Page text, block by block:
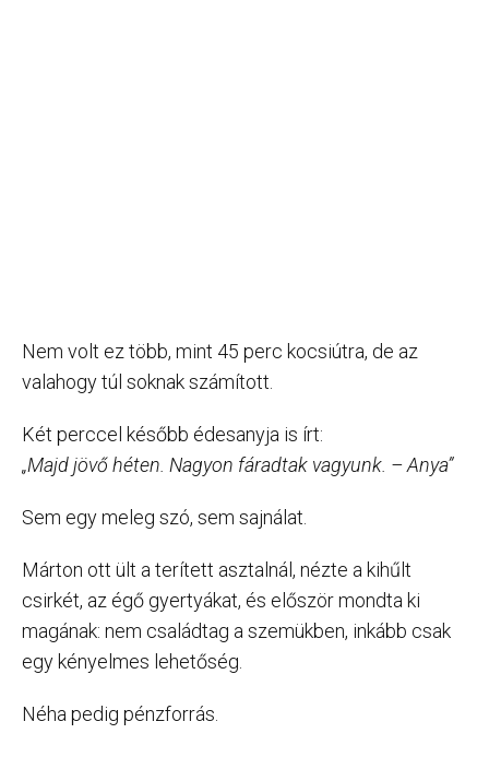
Nem volt ez több, mint 45 perc kocsiútra, de az
valahogy túl soknak számított.
Két perccel később édesanyja is írt:
„Majd jövő héten. Nagyon fáradtak vagyunk. – Anya”
Sem egy meleg szó, sem sajnálat.
Márton ott ült a terített asztalnál, nézte a kihűlt
csirkét, az égő gyertyákat, és először mondta ki
magának: nem családtag a szemükben, inkább csak
egy kényelmes lehetőség.
Néha pedig pénzforrás.